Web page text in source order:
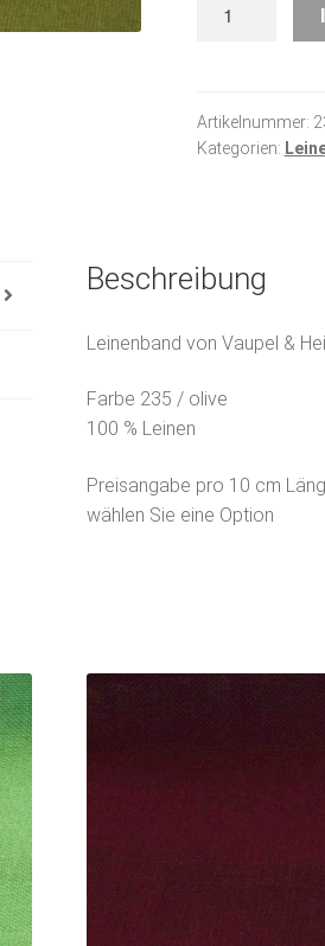
Artikelnummer:
Kategorien:
Beschreibung
Leinenband von Vaupel &
Farbe 235 / olive
100 % Leinen
Preisangabe pro 10 cm
wählen Sie eine Option